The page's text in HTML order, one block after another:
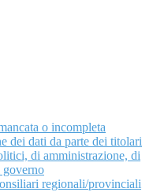
o incompleta
dei dati da parte dei titolari
di amministrazione, di
governo
regionali/provinciali